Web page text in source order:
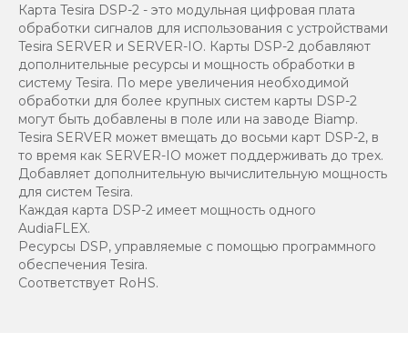
Карта Tesira DSP-2 - это модульная цифровая плата
обработки сигналов для использования с устройствами
Tesira SERVER и SERVER-IO. Карты DSP-2 добавляют
дополнительные ресурсы и мощность обработки в
систему Tesira. По мере увеличения необходимой
обработки для более крупных систем карты DSP-2
могут быть добавлены в поле или на заводе Biamp.
Tesira SERVER может вмещать до восьми карт DSP-2, в
то время как SERVER-IO может поддерживать до трех.
Добавляет дополнительную вычислительную мощность
для систем Tesira.
Каждая карта DSP-2 имеет мощность одного
AudiaFLEX.
Ресурсы DSP, управляемые с помощью программного
обеспечения Tesira.
Соответствует RoHS.